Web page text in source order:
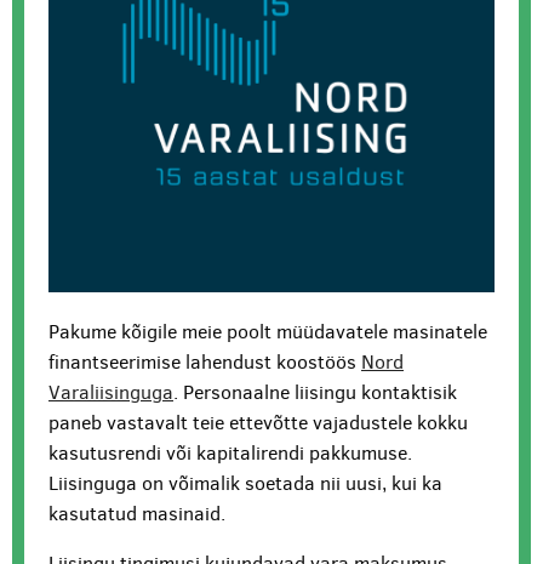
Pakume kõigile meie poolt müüdavatele masinatele
finantseerimise lahendust koostöös Nord
Varaliisinguga. Personaalne liisingu kontaktisik
paneb vastavalt teie ettevõtte vajadustele kokku
kasutusrendi või kapitalirendi pakkumuse.
Liisinguga on võimalik soetada nii uusi, kui ka
kasutatud masinaid.